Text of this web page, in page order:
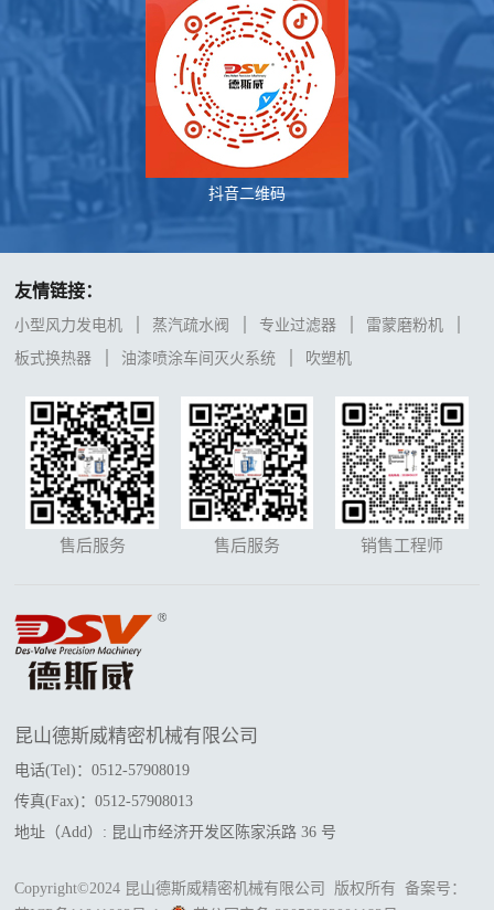
抖音二维码
友情链接：
小型风力发电机 蒸汽疏水阀 专业过滤器
雷蒙磨粉机
板式换热器
油漆喷涂车间灭火系统 吹塑机
售后服务 售后服务 销售工程师
昆山德斯威精密机械有限公司
电话(Tel)：0512-57908019
传真(Fax)：0512-57908013
地址（Add）: 昆山市经济开发区陈家浜路 36 号
Copyright©2024 昆山德斯威精密机械有限公司 版权所有 备案号：